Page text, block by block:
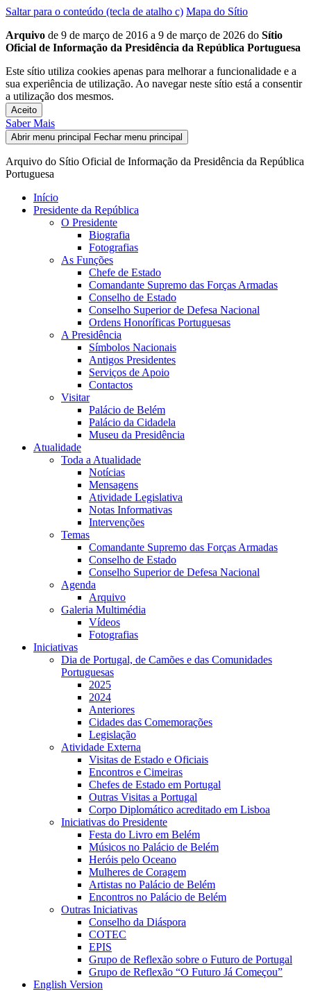
Saltar para o conteúdo (tecla de atalho c) Mapa do Sítio
Arquivo de 9 de março de 2016 a 9 de março de 2026 do Sítio
Oficial de Informação da Presidência da República Portuguesa
Este sítio utiliza cookies apenas para melhorar a funcionalidade e a
sua experiência de utilização. Ao navegar neste sítio está a consentir
a utilização dos mesmos.
Aceito
Saber Mais
Abrir menu principal Fechar menu principal
Arquivo do Sítio Oficial de Informação da Presidência da República
Portuguesa
Início
Presidente da República
O Presidente
Biografia
Fotografias
As Funções
Chefe de Estado
Comandante Supremo das Forças Armadas
Conselho de Estado
Conselho Superior de Defesa Nacional
Ordens Honoríficas Portuguesas
A Presidência
Símbolos Nacionais
Antigos Presidentes
Serviços de Apoio
Contactos
Visitar
Palácio de Belém
Palácio da Cidadela
Museu da Presidência
Atualidade
Toda a Atualidade
Notícias
Mensagens
Atividade Legislativa
Notas Informativas
Intervenções
Temas
Comandante Supremo das Forças Armadas
Conselho de Estado
Conselho Superior de Defesa Nacional
Agenda
Arquivo
Galeria Multimédia
Vídeos
Fotografias
Iniciativas
Dia de Portugal, de Camões e das Comunidades
Portuguesas
2025
2024
Anteriores
Cidades das Comemorações
Legislação
Atividade Externa
Visitas de Estado e Oficiais
Encontros e Cimeiras
Chefes de Estado em Portugal
Outras Visitas a Portugal
Corpo Diplomático acreditado em Lisboa
Iniciativas do Presidente
Festa do Livro em Belém
Músicos no Palácio de Belém
Heróis pelo Oceano
Mulheres de Coragem
Artistas no Palácio de Belém
Encontros no Palácio de Belém
Outras Iniciativas
Conselho da Diáspora
COTEC
EPIS
Grupo de Reflexão sobre o Futuro de Portugal
Grupo de Reflexão “O Futuro Já Começou”
English Version